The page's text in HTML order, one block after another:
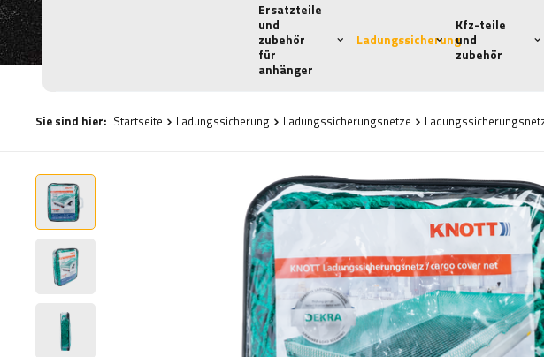
Ersatzteile
und
zubehör
für
anhänger
Ladungssicherung
Kfz-teile
und
zubehör
Sie sind hier: Startseite Ladungssicherung Ladungssicherungsnetze